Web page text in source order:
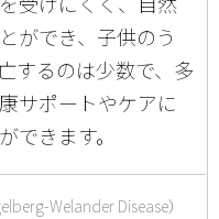
ができ、子供のう
するのは少数で、多
サポートやケアに
できます。
Welander Disease）